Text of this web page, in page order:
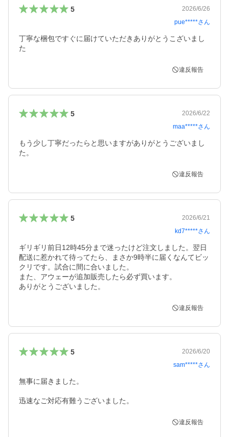
5
2026/6/26
pue*****さん
丁寧な梱包ですぐに届けていただきありがとうこざいまし
た
違反報告
5
2026/6/22
maa*****さん
もう少し丁寧だったらと思いますがありがとうございまし
た。
違反報告
5
2026/6/21
kd7*****さん
ギリギリ前日12時45分まで迷ったけど注文しました。翌日
配送に惹かれて待ってたら、まさか9時半に届くなんてビッ
クリです。試合に間に合いました。
また、アウェーが追加販売したら必ず買います。
違反報告
5
2026/6/20
sam*****さん
無事に届きました。
迅速なご対応有難うございました。
違反報告